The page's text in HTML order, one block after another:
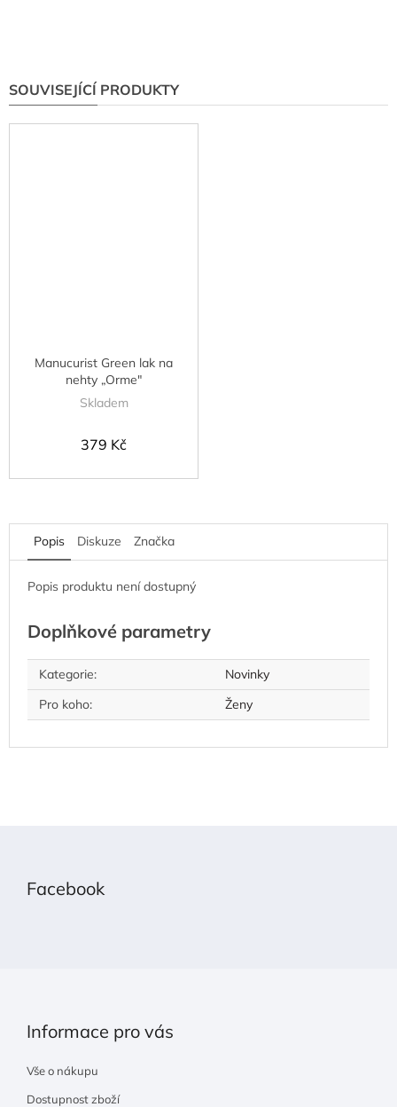
SOUVISEJÍCÍ PRODUKTY
Manucurist Green lak na
nehty „Orme"
Skladem
379 Kč
Popis Diskuze Značka
Popis produktu není dostupný
Doplňkové parametry
Kategorie:
Novinky
Pro koho: Ženy
Facebook
Informace pro vás
Vše o nákupu
Dostupnost zboží